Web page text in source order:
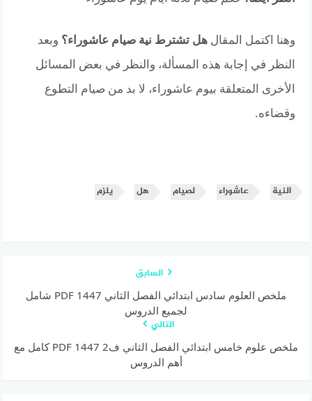
وهنا اكتمل المقالهل تشترط نية صيام عاشوراء؟ وبعد
النظر في إجابة هذه المسألة، والنظر في بعض المسائل
الأخرى المتعلقة بيوم عاشوراء، لا بد من صيام التطوع
وقضاءه.
النية عاشوراء لصيام هل يلزم
السابق
ملخص العلوم سادس ابتدائي الفصل الثاني 1447 PDF شامل
لجميع الدروس
التالي
ملخص علوم خامس ابتدائي الفصل الثاني ف2 1447 PDF كامل مع
أهم الدروس